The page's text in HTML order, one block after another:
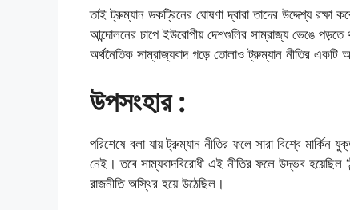
তাই ট্রুম্যান ডকট্রিনের ঘোষণা দ্বারা তাদের উদ্দেশ্য রক্ষা
আন্দোলনের চাপে ইউরোপীয় দেশগুলির সাম্রাজ্য ভেঙে
অর্থনৈতিক সাম্রাজ্যবাদ গড়ে তোলাও ট্রুম্যান নীতির
উপসংহার :
পরিশেষে বলা যায় ট্রুম্যান নীতির ফলে সারা বিশ্বে মার্কিন
নেই। তবে সাম্যবাদবিরোধী এই নীতির ফলে উদ্ভব
রাজনীতি অস্থির হয়ে উঠেছিল।